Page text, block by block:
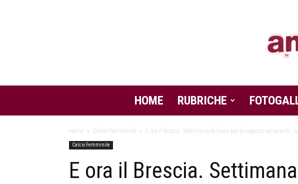
HOME RUBRICHE
Home Calcio Femminile E ora il Brescia. Settimana di fuoco per le ragazze amaranto,
Calcio Femminile
E ora il Brescia.